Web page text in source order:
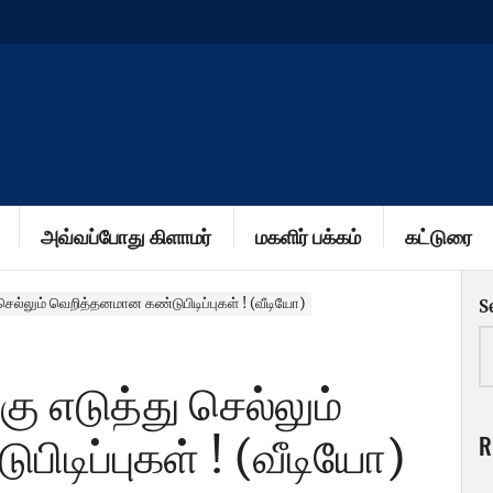
அவ்வப்போது கிளாமர் மகளிர் பக்கம் கட்டுரை
வெறித்தனமான கண்டுபிடிப்புகள் ! (வீடியோ)
எடுத்து செல்லும்
! (வீடியோ)